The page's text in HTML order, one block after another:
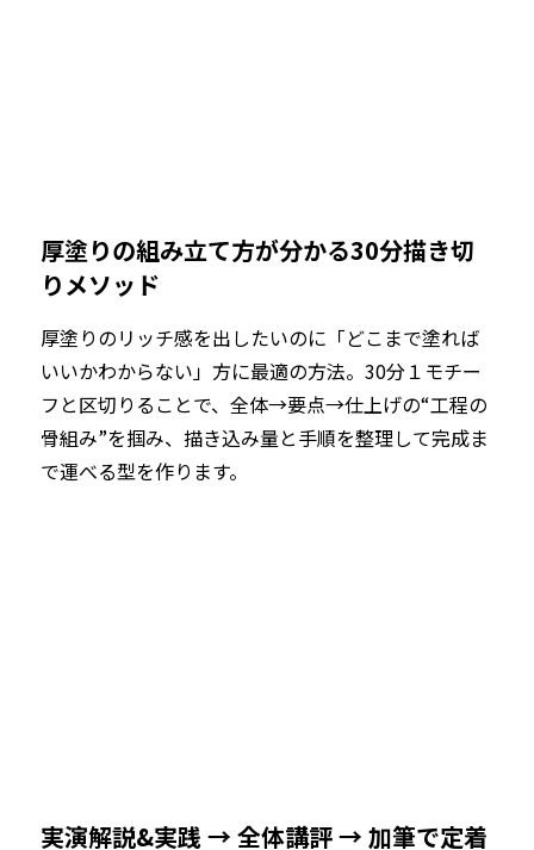
厚塗りの組み立て方が分かる30分描き切
りメソッド
厚塗りのリッチ感を出したいのに「どこまで塗れば
いいかわからない」方に最適の方法。30分１モチー
フと区切りることで、全体→要点→仕上げの“工程の
骨組み”を掴み、描き込み量と手順を整理して完成ま
で運べる型を作ります。
実演解説&実践 → 全体講評 → 加筆で定着